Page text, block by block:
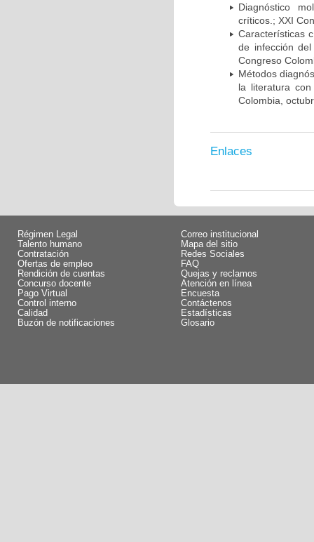
Diagnóstico
críticos.; XXI
Características
de infección
Congreso
Métodos
la literatura
Colombia,
Enlaces
Régimen Legal
Talento humano
Contratación
Ofertas de empleo
Rendición de cuentas
Concurso docente
Pago Virtual
Control interno
Calidad
Buzón de notificaciones
Correo institucional
Mapa del sitio
Redes Sociales
FAQ
Quejas y reclamos
Atención en línea
Encuesta
Contáctenos
Estadísticas
Glosario